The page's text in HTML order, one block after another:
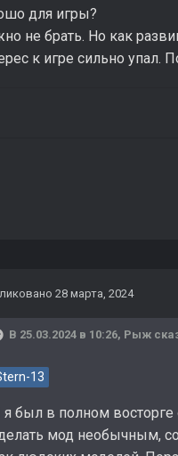
для игры?
не брать. Но как
к игре сильно упал.
28 марта, 2024
В 25.03.2024 в 10:26, Рыж
13
я был в полном восторге
мод необычным,